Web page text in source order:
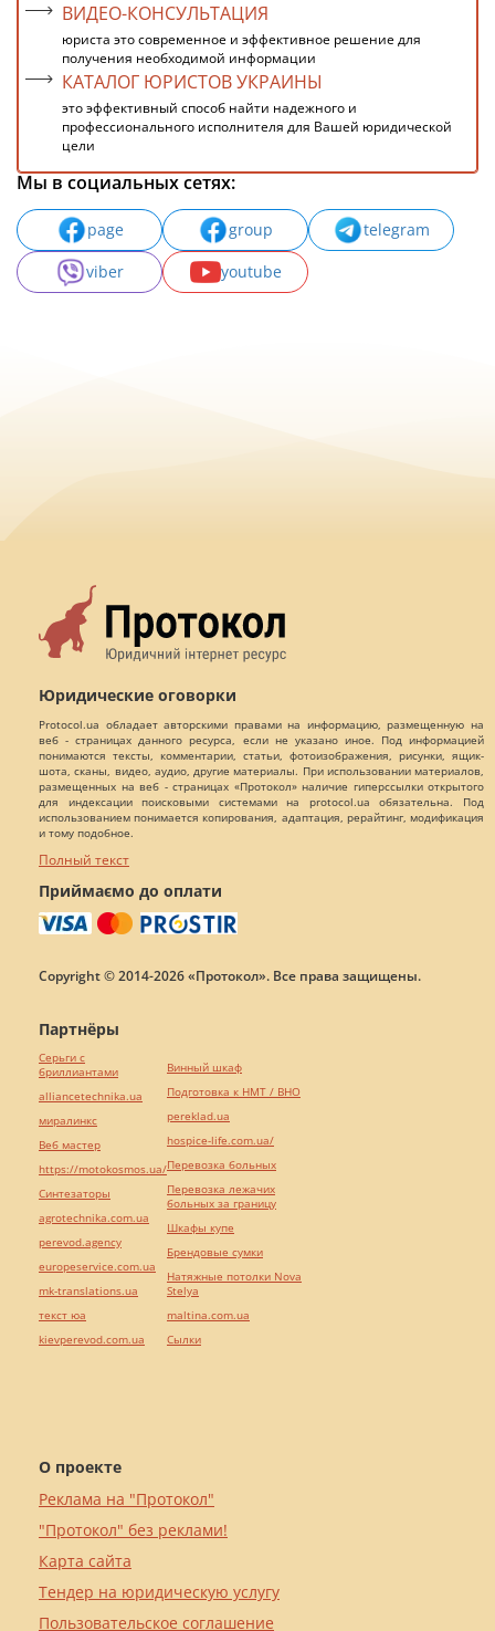
ВИДЕО-КОНСУЛЬТАЦИЯ
юриста это современное и эффективное решение для
получения необходимой информации
КАТАЛОГ ЮРИСТОВ УКРАИНЫ
это эффективный способ найти надежного и
профессионального исполнителя для Вашей юридической
цели
Мы в социальных сетях:
page group
telegram
viber
youtube
Юридические оговорки
Protocol.ua обладает авторскими правами на информацию, размещенную на
веб - страницах данного ресурса, если не указано иное. Под информацией
понимаются тексты, комментарии, статьи, фотоизображения, рисунки, ящик-
шота, сканы, видео, аудио, другие материалы. При использовании материалов,
размещенных на веб - страницах «Протокол» наличие гиперссылки открытого
для индексации поисковыми системами на protocol.ua обязательна. Под
использованием понимается копирования, адаптация, рерайтинг, модификация
и тому подобное.
Полный текст
Приймаємо до оплати
Copyright © 2014-2026 «Протокол». Все права защищены.
О проекте
Реклама на "Протокол"
"Протокол" без реклами!
Карта сайта
Тендер на юридическую услугу
Пользовательское соглашение
Партнёры
Серьги с
бриллиантами
alliancetechnika.ua
миралинкс
Веб мастер
https://motokosmos.ua/
Синтезаторы
agrotechnika.com.ua
perevod.agency
europeservice.com.ua
mk-translations.ua
текст юа
kievperevod.com.ua
Винный шкаф
Подготовка к НМТ / ВНО
pereklad.ua
hospice-life.com.ua/
Перевозка больных
Перевозка лежачих
больных за границу
Шкафы купе
Брендовые сумки
Натяжные потолки Nova
Stelya
maltina.com.ua
Cылки